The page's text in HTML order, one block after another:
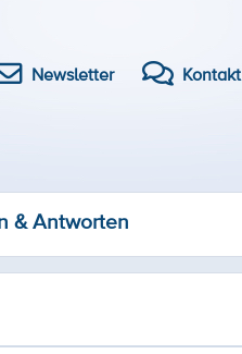
Newsletter Kontakt
& Antworten